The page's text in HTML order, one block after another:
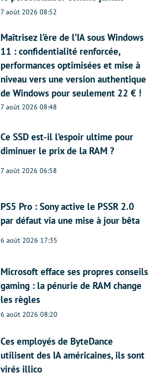
7 août 2026 08:52
Maîtrisez l’ère de l’IA sous Windows
11 : confidentialité renforcée,
performances optimisées et mise à
niveau vers une version authentique
de Windows pour seulement 22 € !
7 août 2026 08:48
Ce SSD est-il l’espoir ultime pour
diminuer le prix de la RAM ?
7 août 2026 06:58
PS5 Pro : Sony active le PSSR 2.0
par défaut via une mise à jour bêta
6 août 2026 17:35
Microsoft efface ses propres conseils
gaming : la pénurie de RAM change
les règles
6 août 2026 08:20
Ces employés de ByteDance
utilisent des IA américaines, ils sont
virés illico